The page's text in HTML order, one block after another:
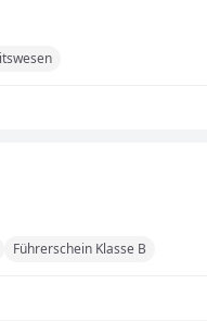
Führerschein Klasse B